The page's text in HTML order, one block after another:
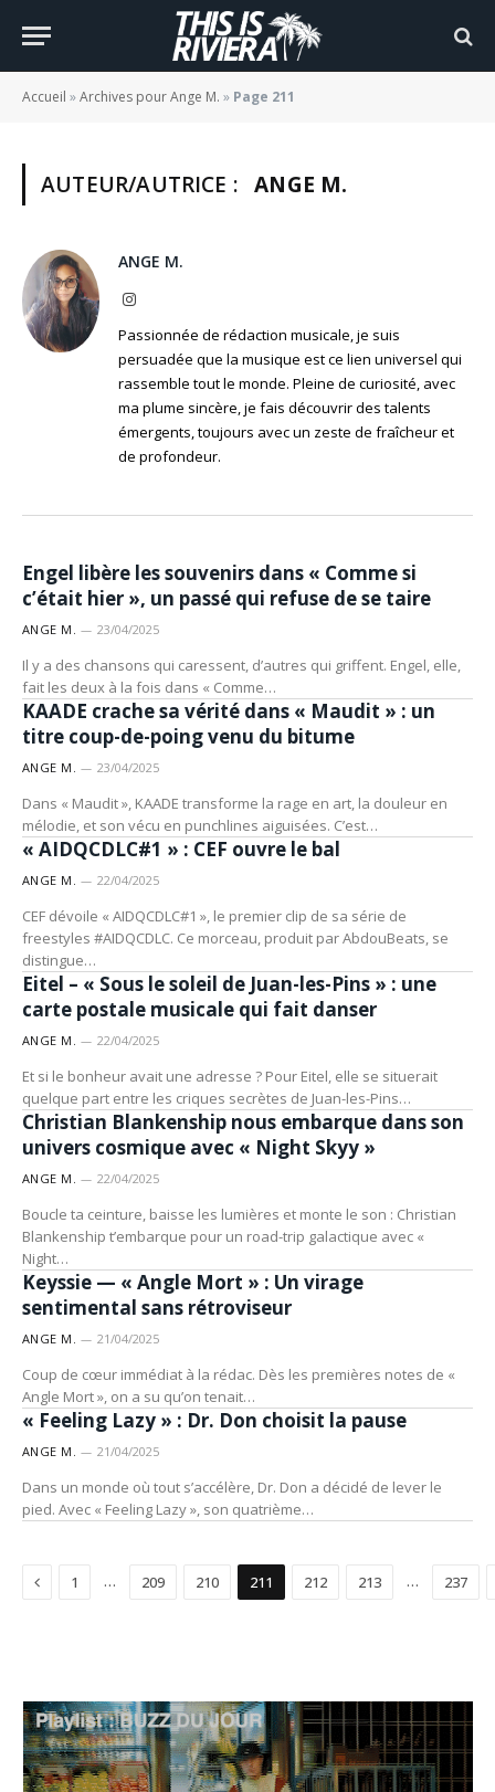
Accueil »Archives pour Ange M. » Page 211
AUTEUR/AUTRICE : ANGE M.
ANGE M.
Instagram
Passionnée de rédaction musicale, je suis
persuadée que la musique est ce lien universel qui
rassemble tout le monde. Pleine de curiosité, avec
ma plume sincère, je fais découvrir des talents
émergents, toujours avec un zeste de fraîcheur et
de profondeur.
Engel libère les souvenirs dans « Comme si
c’était hier », un passé qui refuse de se taire
ANGE M. 23/04/2025
Il y a des chansons qui caressent, d’autres qui griffent. Engel, elle,
fait les deux à la fois dans « Comme…
ARTISTES
KAADE crache sa vérité dans « Maudit » : un
titre coup-de-poing venu du bitume
ANGE M. 23/04/2025
Dans « Maudit », KAADE transforme la rage en art, la douleur en
mélodie, et son vécu en punchlines aiguisées. C’est…
ARTISTES
« AIDQCDLC#1 » : CEF ouvre le bal
ANGE M. 22/04/2025
CEF dévoile « AIDQCDLC#1 », le premier clip de sa série de
freestyles #AIDQCDLC. Ce morceau, produit par AbdouBeats, se
distingue…
ARTISTES
Eitel – « Sous le soleil de Juan-les-Pins » : une
carte postale musicale qui fait danser
ANGE M. 22/04/2025
Et si le bonheur avait une adresse ? Pour Eitel, elle se situerait
quelque part entre les criques secrètes de Juan-les-Pins…
ARTISTES
Christian Blankenship nous embarque dans son
univers cosmique avec « Night Skyy »
ANGE M. 22/04/2025
Boucle ta ceinture, baisse les lumières et monte le son : Christian
Blankenship t’embarque pour un road-trip galactique avec «
Night…ARTISTES
Keyssie — « Angle Mort » : Un virage
sentimental sans rétroviseur
ANGE M. 21/04/2025
Coup de cœur immédiat à la rédac. Dès les premières notes de «
Angle Mort », on a su qu’on tenait…
ARTISTES
« Feeling Lazy » : Dr. Don choisit la pause
ANGE M. 21/04/2025
Dans un monde où tout s’accélère, Dr. Don a décidé de lever le
pied. Avec « Feeling Lazy », son quatrième…
Précédent
1 … 209 210 211 212 213 … 237